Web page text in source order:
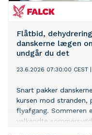
Flåtbid,
danskerne lægen
undgår du det
23.6.2026 07:30:00 CEST
Snart pakker
kursen mod
flyafgang. Sommeren
velkendte